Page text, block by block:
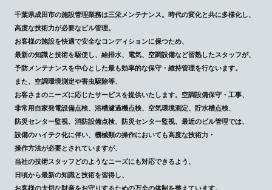
千葉県成田市の施設管理業務は三栄メンテナンス。時代の変化と共に多様化し、
高度な技術力が必要なビル管理。
お客様の施設を快適で安全なコンディションに保つため、
最新の知識と技術を駆使し、給排水、電気、空調設備など習熟したスタッフが、
予防メンテナンスを中心とした最も効率的な保守・維持管理を行ないます。
また、空調環境測定や害虫駆除等、
お客さまのニーズに応じたサービスを提供いたします。空調設備保守・工事、
非常用自家発電設備点検、浴槽濾過機点検、空気環境測定、貯水槽点検、
防災センター監視、消防設備点検、防災センター監視、最近のビル管理では、
設備のハイテク化に伴い、機械類の操作においても高度な技術力・
操作方法が必要とされていますが、
当社の技術スタッフどのようなニーズにも対応できるよう、
日頃から最新の知識と技術を習得し、
お客様の大切な財産をお守りするための万全の体制を整えています。